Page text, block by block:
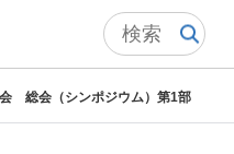
医薬品評価委員会
総会（シンポジウム）第1部